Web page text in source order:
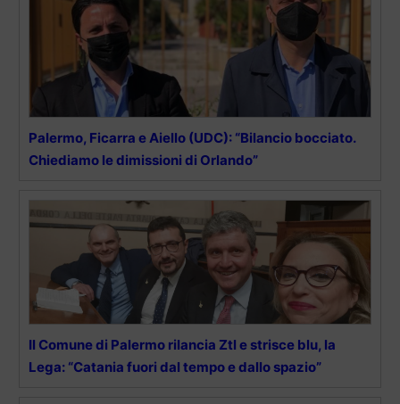
Palermo, Ficarra e Aiello (UDC): “Bilancio bocciato.
Chiediamo le dimissioni di Orlando”
Il Comune di Palermo rilancia Ztl e strisce blu, la
Lega: “Catania fuori dal tempo e dallo spazio”